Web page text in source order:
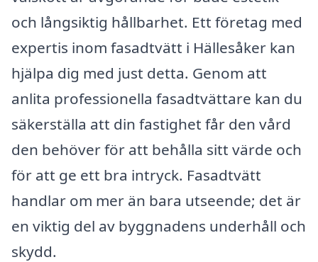
och långsiktig hållbarhet. Ett företag med
expertis inom fasadtvätt i Hällesåker kan
hjälpa dig med just detta. Genom att
anlita professionella fasadtvättare kan du
säkerställa att din fastighet får den vård
den behöver för att behålla sitt värde och
för att ge ett bra intryck. Fasadtvätt
handlar om mer än bara utseende; det är
en viktig del av byggnadens underhåll och
skydd.